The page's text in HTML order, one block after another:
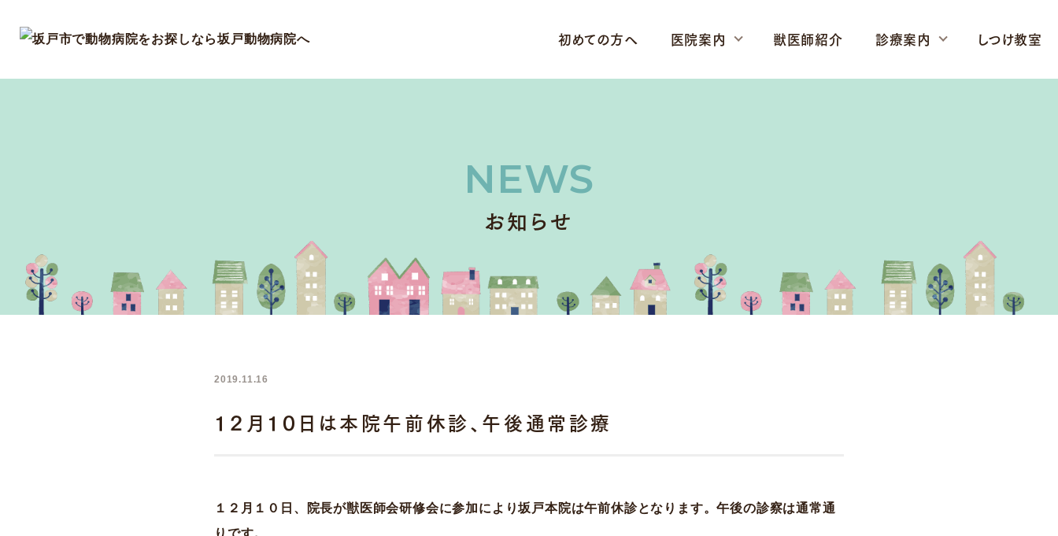
初めての方へ 医院案内 獣医師紹介 診療案内 しつけ教室
NEWS
お知らせ
2019.11.16
１２月１０日は本院午前休診、午後通常診療
１２月１０日、院長が獣医師会研修会に参加により坂戸本院は午前休診となります。午後の診察は通常通
りです。